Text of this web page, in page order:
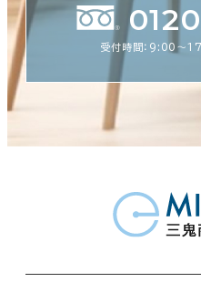
受付時間：9:00〜